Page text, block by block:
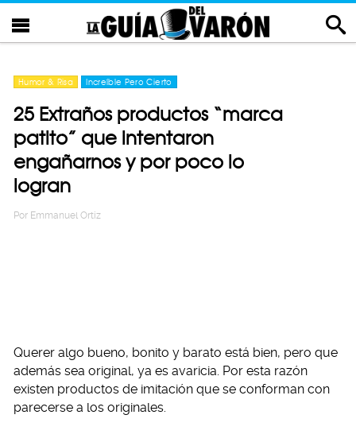
Humor & Risa Increíble Pero Cierto
25 Extraños productos “marca
patito” que intentaron
engañarnos y por poco lo
logran
Por Emmanuel Ortiz
Querer algo bueno, bonito y barato está bien, pero que
además sea original, ya es avaricia. Por esta razón
existen productos de imitación que se conforman con
parecerse a los originales.